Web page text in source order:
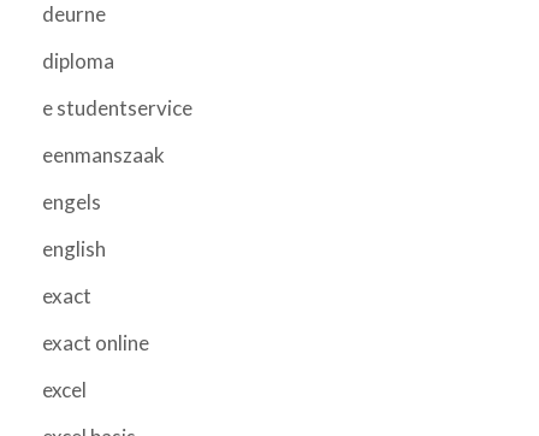
deurne
diploma
e studentservice
eenmanszaak
engels
english
exact
exact online
excel